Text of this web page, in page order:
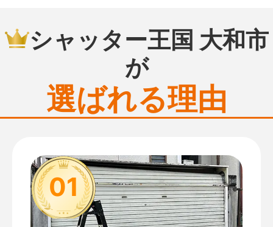
シャッター王国 大和市
が
選ばれる理由
01